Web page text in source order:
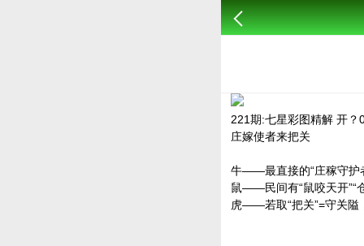
221期:七星彩图精解 开？
庄嫁使者来把关
牛——最直接的“庄稼守护
鼠——民间有“鼠咬天开”“
虎——若取“把关”=守关隘